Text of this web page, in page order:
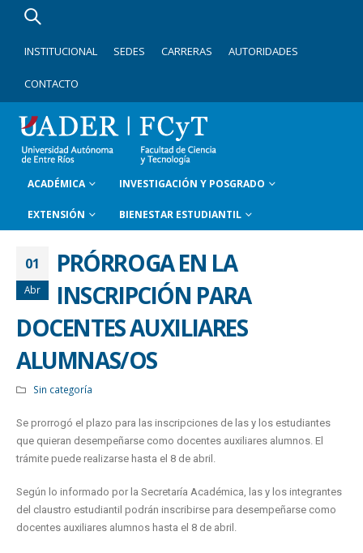
INSTITUCIONAL SEDES CARRERAS AUTORIDADES
CONTACTO
ACADÉMICA INVESTIGACIÓN Y POSGRADO
EXTENSIÓN BIENESTAR ESTUDIANTIL
01
Abr
PRÓRROGA EN LA
INSCRIPCIÓN PARA
DOCENTES AUXILIARES
ALUMNAS/OS
Sin categoría
Se prorrogó el plazo para las inscripciones de las y los estudiantes
que quieran desempeñarse como docentes auxiliares alumnos. El
trámite puede realizarse hasta el 8 de abril.
Según lo informado por la Secretaría Académica, las y los integrantes
del claustro estudiantil podrán inscribirse para desempeñarse como
docentes auxiliares alumnos hasta el 8 de abril.